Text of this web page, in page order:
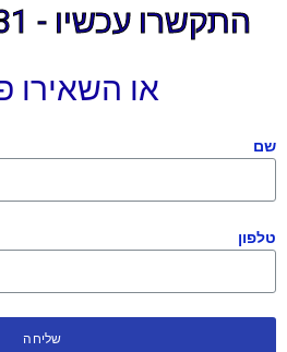
התקשרו עכשיו - 050-8090231
או השאירו
שם
טלפון
שליחה